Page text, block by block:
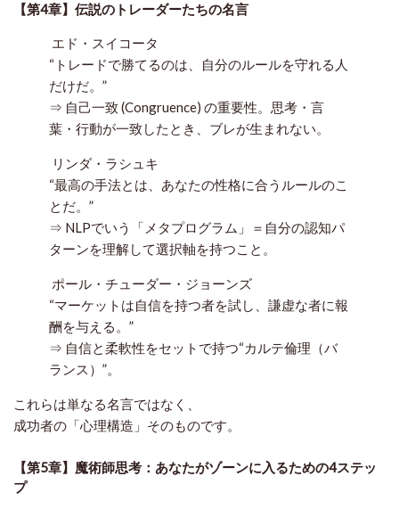
【第4章】伝説のトレーダーたちの名言
エド・スイコータ
“トレードで勝てるのは、自分のルールを守れる人
だけだ。”
⇒ 自己一致 (Congruence) の重要性。思考・言
葉・行動が一致したとき、ブレが生まれない。
リンダ・ラシュキ
“最高の手法とは、あなたの性格に合うルールのこ
とだ。”
⇒ NLPでいう「メタプログラム」＝自分の認知パ
ターンを理解して選択軸を持つこと。
ポール・チューダー・ジョーンズ
“マーケットは自信を持つ者を試し、謙虚な者に報
酬を与える。”
⇒ 自信と柔軟性をセットで持つ“カルテ倫理（バ
ランス）”。
これらは単なる名言ではなく、
成功者の「心理構造」そのものです。
【第5章】魔術師思考：あなたがゾーンに入るための4ステッ
プ